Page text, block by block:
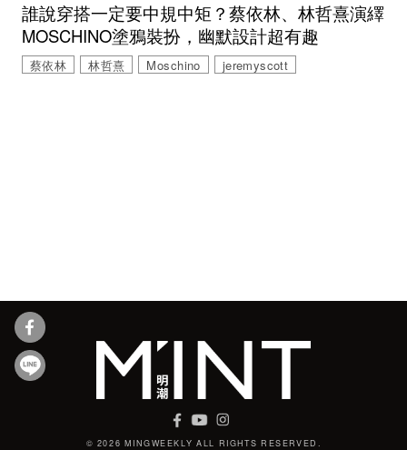
誰說穿搭一定要中規中矩？蔡依林、林哲熹演繹
MOSCHINO塗鴉裝扮，幽默設計超有趣
蔡依林 林哲熹 Moschino jeremyscott
© 2026 MINGWEEKLY ALL RIGHTS RESERVED.